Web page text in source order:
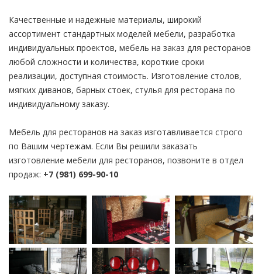
Качественные и надежные материалы, широкий
ассортимент стандартных моделей мебели, разработка
индивидуальных проектов, мебель на заказ для ресторанов
любой сложности и количества, короткие сроки
реализации, доступная стоимость. Изготовление столов,
мягких диванов, барных стоек, стулья для ресторана по
индивидуальному заказу.
Мебель для ресторанов на заказ изготавливается строго
по Вашим чертежам. Если Вы решили заказать
изготовление мебели для ресторанов, позвоните в отдел
продаж: +7 (981) 699-90-10